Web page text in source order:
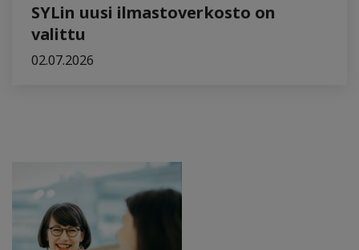
SYLin uusi ilmastoverkosto on
valittu
02.07.2026